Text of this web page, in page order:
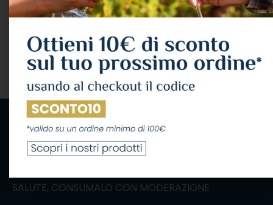
VINI,VINO BIANCO
173,24€ IVA Inclusa
LEGGI TUTTO
SALUTE, CONSUMALO CON MODERAZIONE